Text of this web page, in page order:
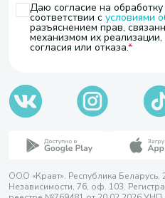
Даю согласие на
соответствии с условиями
разъяснением прав,
механизмом их
согласия или отказа.
ООО «Кравт». Республика Беларусь,
Независимости, 76, оф. 103.